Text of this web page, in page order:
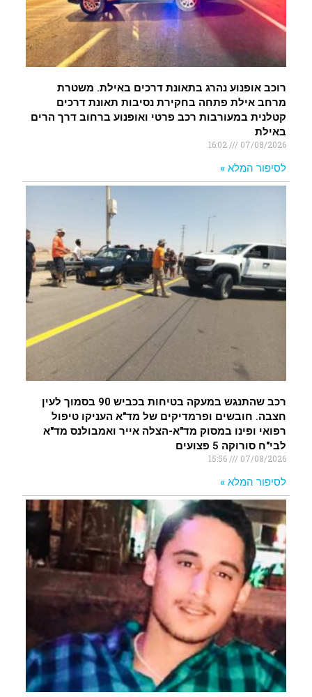
רוכב אופנוע נהרג בתאונת דרכים באילת. משטרת
מרחב אילת פתחה בחקירת נסיבות תאונת דרכים
קטלנית במעורבות רכב פרטי ואופנוע ברחוב דרך הרים
באילת
07/08/2026
16:02
לסיפור המלא »
רכב שהתנגש במעקה בטיחות בכביש 90 בסמוך לעין
חצבה. חובשים ופרמדיקים של מד"א העניקו טיפול
רפואי ופינו במסוק מד"א-הצלה אייר ואמבולנס מד"א
לבי"ח סורוקה 5 פצועים
07/08/2026
15:56
לסיפור המלא »